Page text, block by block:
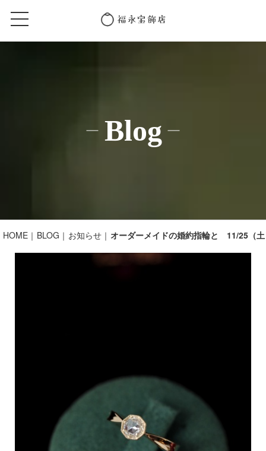
Blog
HOME BLOG お知らせ オーダーメイドの婚約指輪と 11/25（